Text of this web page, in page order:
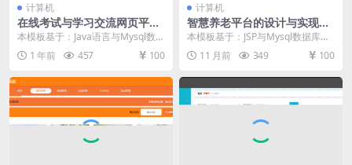
计算机
在线考试与学习交流网页平台
毕设模板 毕业设计模板及毕业
论文
本模板基于：Java语言与Mysql数据
库开发 系统实现 编程人员在搭建的
开发环...
1 年前 457 100
计算机
智慧养老平台的设计与实现毕
设模板 毕业设计模板及毕业论
文
本模板基于：JSP与Mysql数据库开
发 系统功能实现 系统实现部分就是
将系统分...
11 月前 349 100